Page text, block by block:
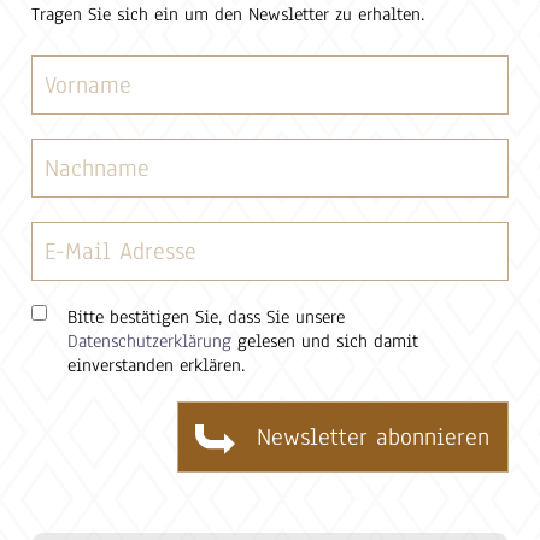
Tragen Sie sich ein um den Newsletter zu erhalten.
Bitte bestätigen Sie, dass Sie unsere
Datenschutzerklärung gelesen und sich damit
einverstanden erklären.